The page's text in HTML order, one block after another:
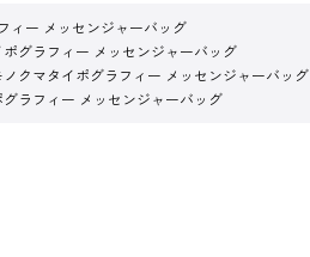
ィー メッセンジャーバッグ
グラフィー メッセンジャーバッグ
ノクマタイポグラフィー メッセンジャーバッグ
ラフィー メッセンジャーバッグ